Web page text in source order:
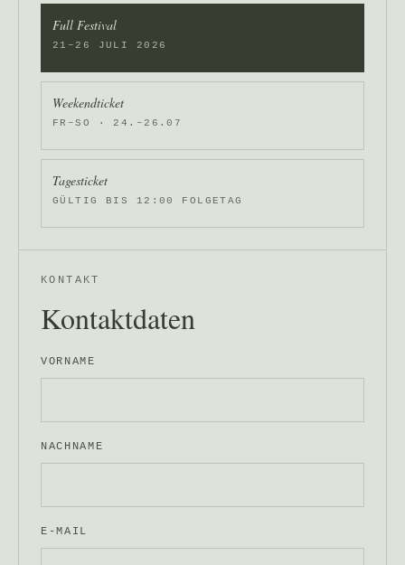
Full Festival
21–26 JULI 2026
Weekendticket
FR–SO · 24.–26.07
Tagesticket
GÜLTIG BIS 12:00 FOLGETAG
KONTAKT
Kontaktdaten
VORNAME
NACHNAME
E-MAIL